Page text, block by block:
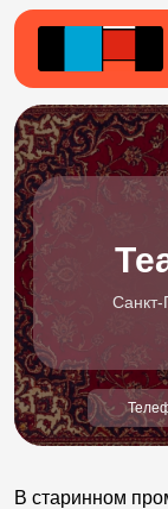
Санкт-
В старинном